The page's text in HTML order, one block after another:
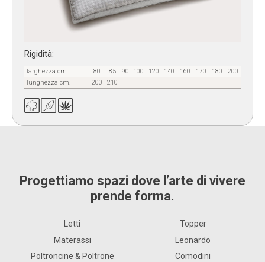
Rigidità:
larghezza cm. 80 85 90 100 120 140 160 170 180
200
lunghezza cm.
200 210
Progettiamo spazi dove l’arte di vivere
prende forma.
Letti
Materassi
Poltroncine & Poltrone
Topper
Leonardo
Comodini